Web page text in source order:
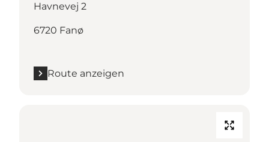
Havnevej 2
6720 Fanø
Route anzeigen